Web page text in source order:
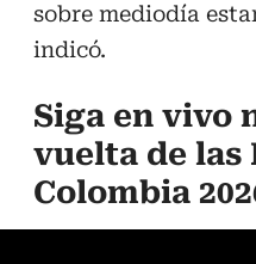
sobre mediodía
indicó.
Siga en vivo
vuelta de las
Colombia